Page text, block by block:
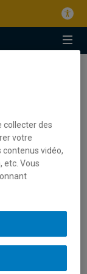
pour les
sur les
vie
collecter des
votre
contenus vidéo,
etc. Vous